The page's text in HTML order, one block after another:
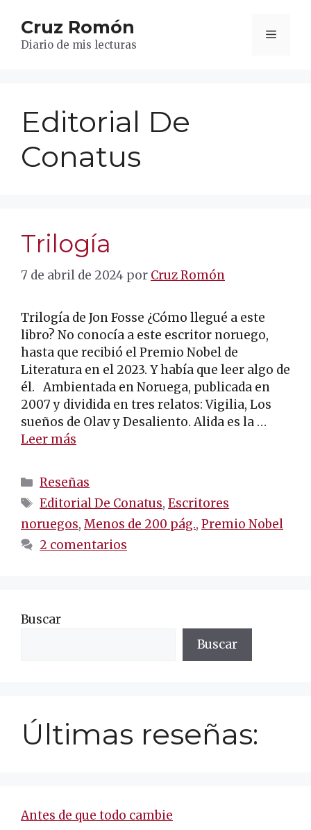
contenido
Cruz Romón
Diario de mis lecturas
Menú
Editorial De
Conatus
Trilogía
7 de abril de 2024 por Cruz Romón
Trilogía de Jon Fosse ¿Cómo llegué a este
libro? No conocía a este escritor noruego,
hasta que recibió el Premio Nobel de
Literatura en el 2023. Y había que leer algo de
él. Ambientada en Noruega, publicada en
2007 y dividida en tres relatos: Vigilia, Los
sueños de Olav y Desaliento. Alida es la …
Leer más
Categorías
Reseñas
Etiquetas
Editorial De Conatus,Escritores
noruegos, Menos de 200 pág., Premio Nobel
2 comentarios
Buscar
Buscar
Últimas reseñas:
Antes de que todo cambie